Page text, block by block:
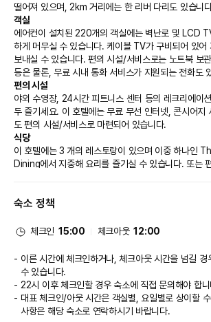
떨어져 있으며, 2km 거리에는 한 리버 다리도 있습니
객실
에어컨이 설치된 220개의 객실에는 벽난로 및 LCD
하게 머무실 수 있습니다. 케이블 TV가 구비되어 있어
보내실 수 있습니다. 편의 시설/서비스로는 노트북 보
등은 물론, 무료 시내 통화 서비스가 지원되는 전화도
편의 시설
야외 수영장, 24시간 피트니스 센터 등의 레크리에이
두 즐기세요. 이 호텔에는 무료 무선 인터넷, 콘시어지
도 편의 시설/서비스로 마련되어 있습니다.
식당
이 호텔에는 3 개의 레스토랑이 있으며 이중 하나인
Dining에서 지중해 요리를 즐기실 수 있습니다. 또는
페)를 매일 06:00 ~ 10:30에 유료로 이용하실 수 있
대표적인 편의 시설과 서비스로는 비즈니스 센터, 간편
는 컨퍼런스 공간 및 회의실 등으로 구성된 468 제곱
되어 있습니다. 시설 내에서 무료 셀프 주차 이용이 가
숙소 정책
체크인 15:00 체크아웃 12:00
이른 시간에 체크인하거나, 체크아웃 시간을 넘길
수 있습니다.
22시 이후 체크인할 경우 숙소에 직접 문의해야 합
대표 체크인/아웃 시간은 객실별, 요일별로 상이할
사항은 해당 숙소로 연락하시기 바랍니다.